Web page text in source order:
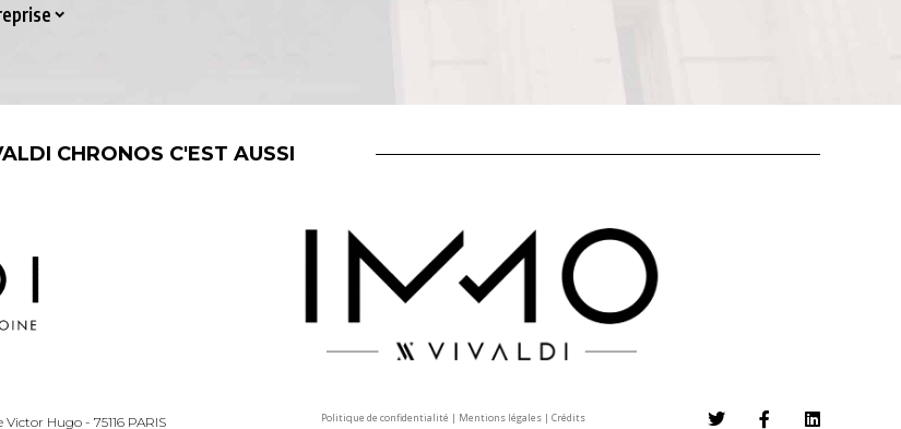
CHRONOS C'EST AUSSI
Hugo - 75116 PARIS Politique de confidentialité | Mentions légales |Crédits